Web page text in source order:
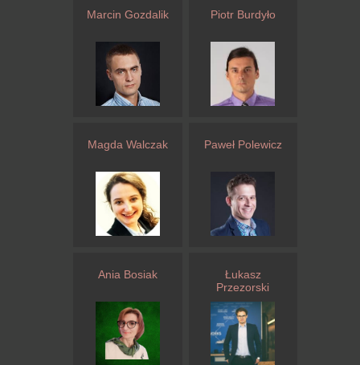
Marcin Gozdalik Piotr Burdyło
Magda Walczak Paweł Polewicz
Ania Bosiak
Łukasz
Przezorski